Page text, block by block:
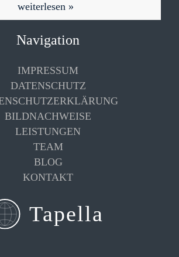
weiterlesen »
Navigation
IMPRESSUM
DATENSCHUTZ
BILDNACHWEISE
LEISTUNGEN
TEAM
BLOG
KONTAKT